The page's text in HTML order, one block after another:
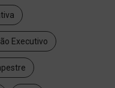
Executivo